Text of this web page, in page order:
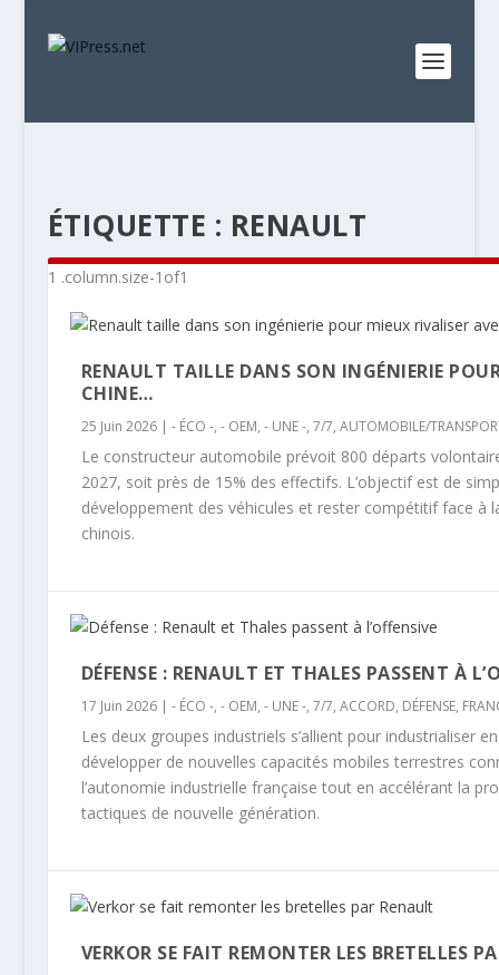
ÉTIQUETTE : RENAULT
RENAULT TAILLE DANS SON INGÉNIERIE
CHINE…
25 Juin 2026| - ÉCO -, - OEM, - UNE -, 7/7, AUTOMOBILE/
Le constructeur automobile prévoit 800 départs
2027, soit près de 15% des effectifs. L’objectif est de
développement des véhicules et rester compétitif face à
chinois.
DÉFENSE : RENAULT ET THALES PASSENT À
17 Juin 2026| - ÉCO -, - OEM, - UNE -, 7/7, ACCORD, DÉFENSE,
Les deux groupes industriels s’allient pour industrialiser
développer de nouvelles capacités mobiles terrestres
l’autonomie industrielle française tout en accélérant la
tactiques de nouvelle génération.
VERKOR SE FAIT REMONTER LES BRETELLES